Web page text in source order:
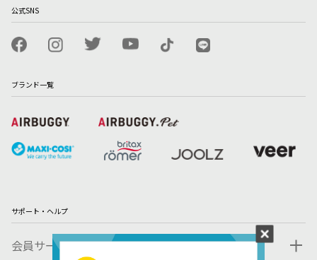
公式SNS
ブランド一覧
サポート・ヘルプ
会員サービス